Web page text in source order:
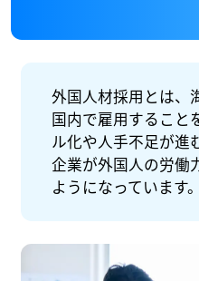
外国人材採用とは、
国内で雇用すること
ル化や人手不足が進
企業が外国人の労働
ようになっています。